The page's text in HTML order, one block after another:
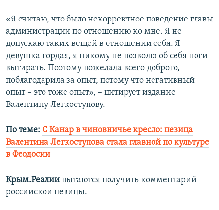
«Я считаю, что было некорректное поведение главы
администрации по отношению ко мне. Я не
допускаю таких вещей в отношении себя. Я
девушка гордая, я никому не позволю об себя ноги
вытирать. Поэтому пожелала всего доброго,
поблагодарила за опыт, потому что негативный
опыт – это тоже опыт», – цитирует издание
Валентину Легкоступову.
По теме: С Канар в чиновничье кресло: певица
Валентина Легкоступова стала главной по культуре
в Феодосии
Крым.Реалии пытаются получить комментарий
российской певицы.